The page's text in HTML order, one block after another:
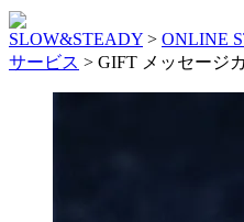
SLOW&STEADY > ONLINE
サービス > GIFT メッセージ